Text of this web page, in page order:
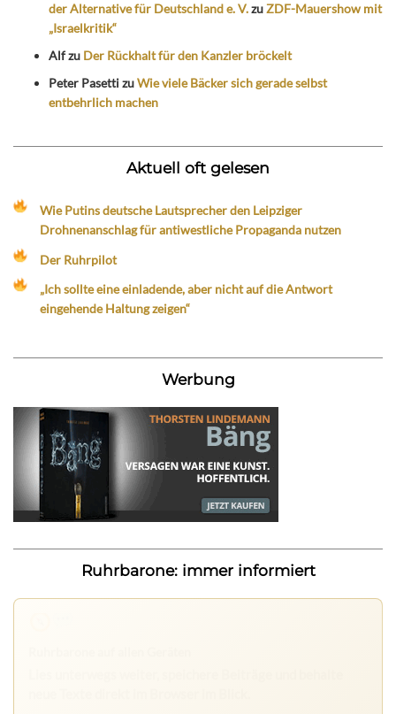
der Alternative für Deutschland e. V.zuZDF-Mauershow mit
„Israelkritik“
Alfzu Der Rückhalt für den Kanzler bröckelt
Peter PasettizuWie viele Bäcker sich gerade selbst
entbehrlich machen
Aktuell oft gelesen
Wie Putins deutsche Lautsprecher den Leipziger
Drohnenanschlag für antiwestliche Propaganda nutzen
Der Ruhrpilot
„Ich sollte eine einladende, aber nicht auf die Antwort
eingehende Haltung zeigen“
Werbung
Ruhrbarone: immer informiert